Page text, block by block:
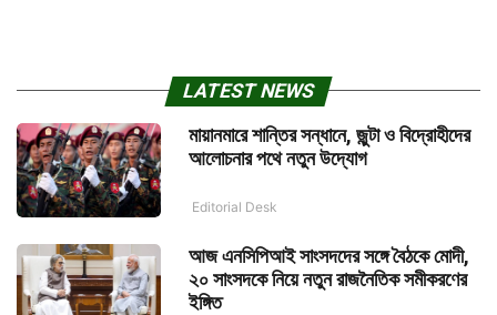
LATEST NEWS
মায়ানমারে শান্তির সন্ধানে, জুন্টা ও বিদ্রোহীদের
আলোচনার পথে নতুন উদ্যোগ
Editorial Desk
আজ এনসিপিআই সাংসদদের সঙ্গে বৈঠকে মোদী,
২০ সাংসদকে নিয়ে নতুন রাজনৈতিক সমীকরণের
ইঙ্গিত